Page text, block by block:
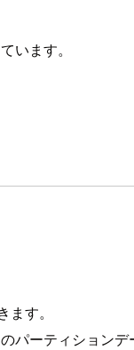
います。
す。
パーティション